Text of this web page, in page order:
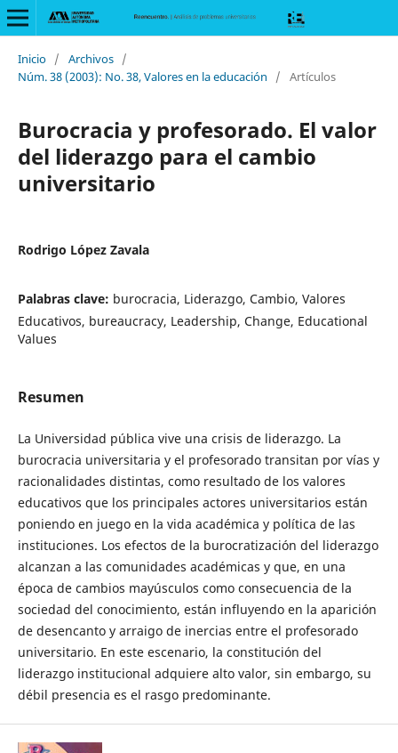
Inicio / Archivos /
Núm. 38 (2003): No. 38, Valores en la educación
/ Artículos
Burocracia y profesorado. El valor
del liderazgo para el cambio
universitario
Rodrigo López Zavala
Palabras clave: burocracia, Liderazgo, Cambio, Valores
Educativos, bureaucracy, Leadership, Change, Educational
Values
Resumen
La Universidad pública vive una crisis de liderazgo. La
burocracia universitaria y el profesorado transitan por vías y
racionalidades distintas, como resultado de los valores
educativos que los principales actores universitarios están
poniendo en juego en la vida académica y política de las
instituciones. Los efectos de la burocratización del liderazgo
alcanzan a las comunidades académicas y que, en una
época de cambios mayúsculos como consecuencia de la
sociedad del conocimiento, están influyendo en la aparición
de desencanto y arraigo de inercias entre el profesorado
universitario. En este escenario, la constitución del
liderazgo institucional adquiere alto valor, sin embargo, su
débil presencia es el rasgo predominante.